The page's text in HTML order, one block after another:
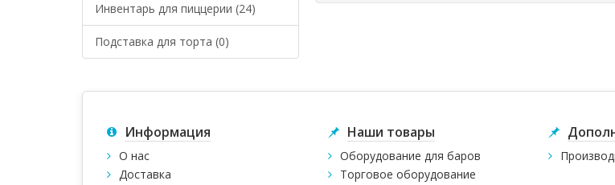
Инвентарь для пиццерии (24)
Подставка для торта (0)
Информация
О нас
Доставка
Наши товары
Оборудование для баров
Торговое оборудование